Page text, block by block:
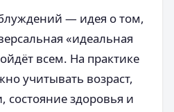
— идея о том,
«идеальная
всем. На практике
учитывать возраст,
состояние здоровья и